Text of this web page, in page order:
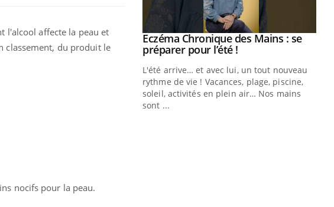
l'alcool affecte la peau et
classement, du produit le
nocifs pour la peau.
& Charge mentale : et si on
parler??Youtube
Youtube
Eczéma Chronique des Mains : se
préparer pour l’été !Youtube
L'été arrive… et avec lui, un tout nouveau
rythme de vie ! Vacances, plage, piscine,
soleil, activités en plein air… Nos mains
sont ...